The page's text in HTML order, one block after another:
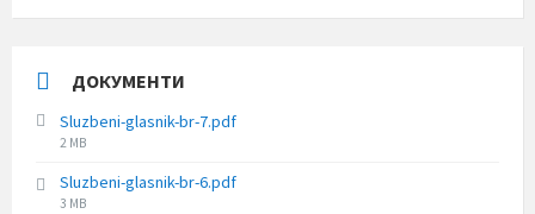
ДОКУМЕНТИ
Sluzbeni-glasnik-br-7.pdf
File
2 MB
Sluzbeni-glasnik-br-6.pdf
File
3 MB